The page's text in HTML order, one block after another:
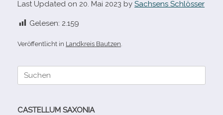
Last Updated on 20. Mai 2023 by Sachsens Schlösser
Gelesen: 2.159
Veröffentlicht in Landkreis Bautzen
Suche
CASTELLUM SAXONIA